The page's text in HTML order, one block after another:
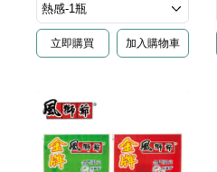
立即購買 加入購物車